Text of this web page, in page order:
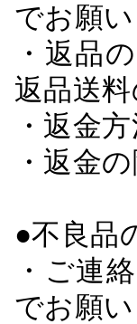
でお願い
・返品
返品送
・返金
・返金
●不良品
・ご連
でお願い